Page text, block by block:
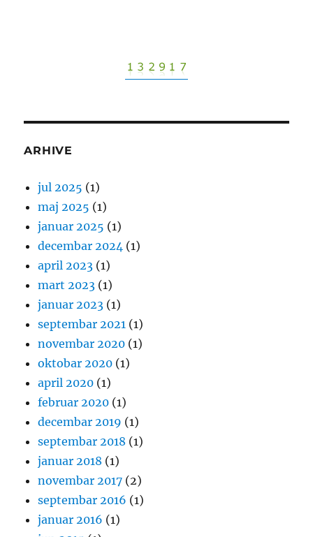
ARHIVE
jul 2025 (1)
maj 2025 (1)
januar 2025 (1)
decembar 2024 (1)
april 2023 (1)
mart 2023 (1)
januar 2023 (1)
septembar 2021 (1)
novembar 2020 (1)
oktobar 2020 (1)
april 2020 (1)
februar 2020 (1)
decembar 2019 (1)
septembar 2018 (1)
januar 2018 (1)
novembar 2017 (2)
septembar 2016 (1)
januar 2016 (1)